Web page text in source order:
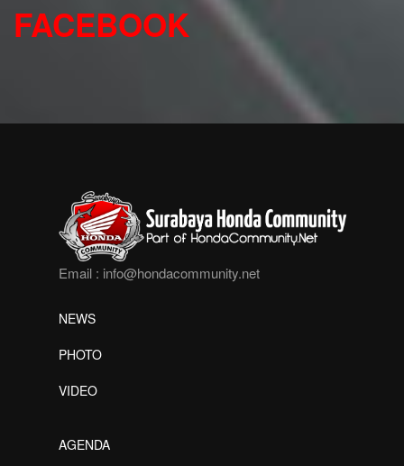
FACEBOOK
Email : info@hondacommunity.net
NEWS
PHOTO
VIDEO
AGENDA